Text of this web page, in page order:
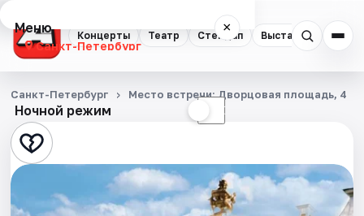
Концерты Театр Стендап Выставки
Меню ×
Санкт-Петербург
Концерты
Театр
Стендап
Выставки
Ночной режим ☾
Санкт-Петербург Место встречи: Дворцовая площадь, 4